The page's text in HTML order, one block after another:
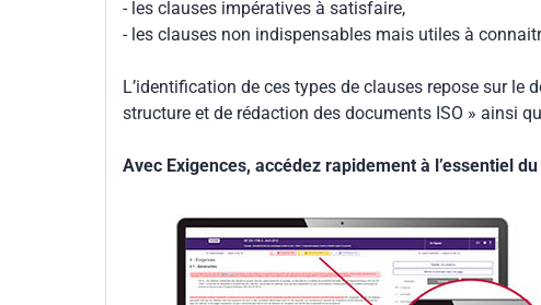
- les clauses impératives à satisfaire,
- les clauses non indispensables mais utiles à
L’identification de ces types de clauses repose sur le
structure et de rédaction des documents ISO » ainsi
Avec Exigences, accédez rapidement à l’essentiel